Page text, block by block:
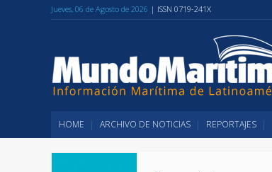
Jueves, 06 de Agosto de 2026 | ISSN 0719-241X
HOME ARCHIVO DE NOTICIAS REPORTAJES